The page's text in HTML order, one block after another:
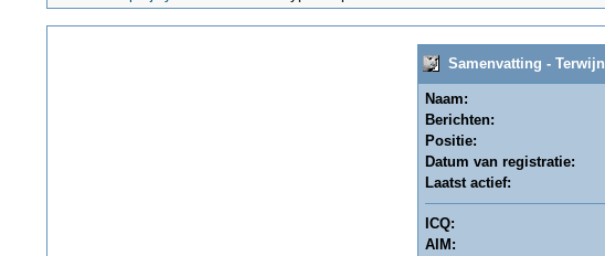
Samenvatting - Terwijn
Naam:
Berichten:
Positie:
Datum van registratie:
Laatst actief:
ICQ:
AIM: